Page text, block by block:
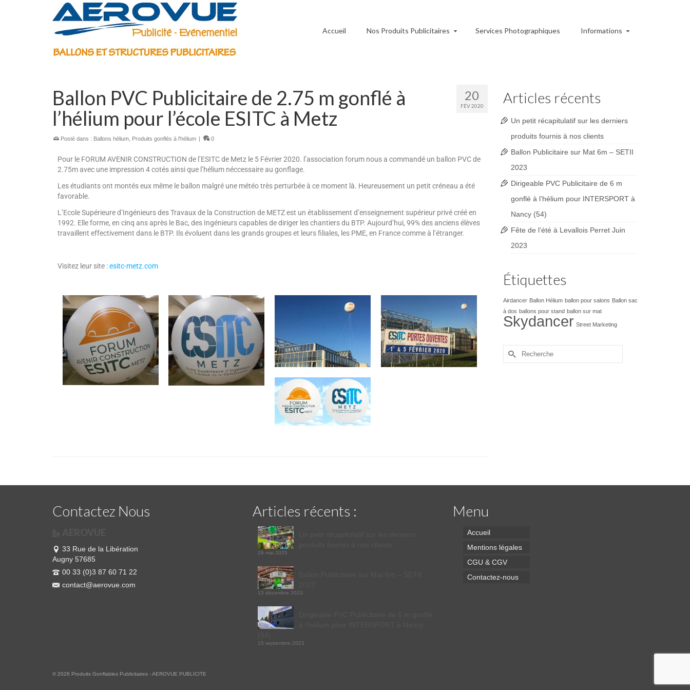
Accueil Nos Produits Publicitaires Services Photographiques Informations
20
FÉV 2020
Ballon PVC Publicitaire de 2.75 m gonflé à
l’hélium pour l’école ESITC à Metz
Posté dans : Ballons hélium Produits gonflés à l'hélium | 0
Pour le FORUM AVENIR CONSTRUCTION de l’ESITC de Metz le 5 Février 2020. l’association forum nous a commandé un ballon PVC de
2.75m avec une impression 4 cotés ainsi que l’hélium néccessaire au gonflage.
Les étudiants ont montés eux même le ballon malgré une météo très perturbée à ce moment là. Heureusement un petit créneau a été
favorable.
L’Ecole Supérieure d’Ingénieurs des Travaux de la Construction de METZ est un établissement d’enseignement supérieur privé créé en
1992. Elle forme, en cinq ans après le Bac, des Ingénieurs capables de diriger les chantiers du BTP. Aujourd’hui, 99% des anciens élèves
travaillent effectivement dans le BTP. Ils évoluent dans les grands groupes et leurs filiales, les PME, en France comme à l’étranger.
Visitez leur site :esitc-metz.com
Articles récents
Un petit récapitulatif sur les derniers
produits fournis à nos clients
Ballon Publicitaire sur Mat 6m – SETII
2023
Dirigeable PVC Publicitaire de 6 m
gonflé à l’hélium pour INTERSPORT à
Nancy (54)
Fête de l’été à Levallois Perret Juin
2023
Étiquettes
Airdancer Ballon Hélium ballon pour salons Ballon sac
à dos ballons pour stand ballon sur mat
Skydancer Street Marketing
Contactez Nous
33 Rue de la Libération
Augny 57685
00 33 (0)3 87 60 71 22
contact@aerovue.com
Articles récents :
28 mai 2025
13 décembre 2023
15 septembre 2023
Menu
Accueil
Mentions légales
CGU & CGV
Contactez-nous
© 2026 Produits Gonflables Publicitaires - AEROVUE PUBLICITE